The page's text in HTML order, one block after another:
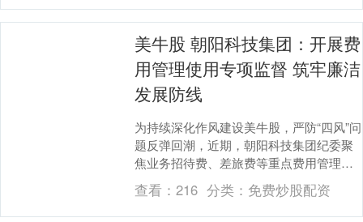
美牛股 朝阳科技集团：开展费
用管理使用专项监督 筑牢廉洁
发展防线
为持续深化作风建设美牛股，严防“四风”问
题反弹回潮，近期，朝阳科技集团纪委聚
焦业务招待费、差旅费等重点费用管理使
用关键环节，组织开展专项监督检查。 精
准谋划部署....
查看：216 分类： 免费炒股配资